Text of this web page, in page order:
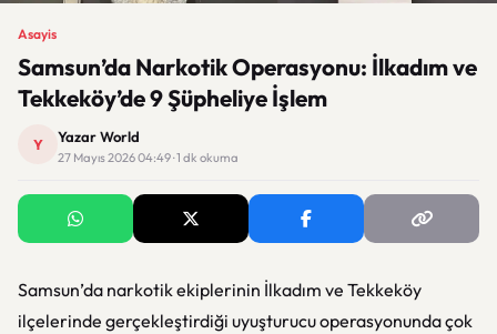
Asayis
Samsun’da Narkotik Operasyonu: İlkadım ve
Tekkeköy’de 9 Şüpheliye İşlem
Y Yazar World
27 Mayıs 2026 04:49 · 1 dk okuma
Samsun’da narkotik ekiplerinin İlkadım ve Tekkeköy
ilçelerinde gerçekleştirdiği uyuşturucu operasyonunda çok